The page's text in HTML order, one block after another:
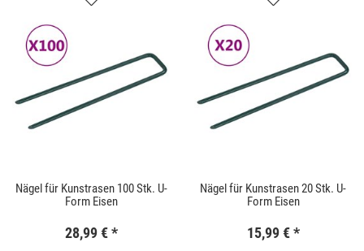
Nägel für Kunstrasen 100 Stk. U-
Form Eisen
28,99 € *
Nägel für Kunstrasen 20 Stk. U-
Form Eisen
15,99 € *